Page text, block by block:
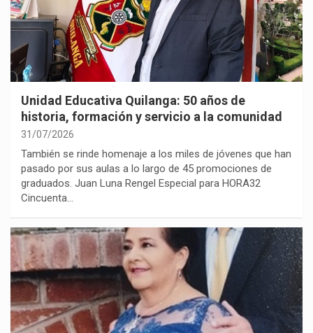
Unidad Educativa Quilanga: 50 años de
historia, formación y servicio a la comunidad
31/07/2026
También se rinde homenaje a los miles de jóvenes que han
pasado por sus aulas a lo largo de 45 promociones de
graduados. Juan Luna Rengel Especial para HORA32
Cincuenta…